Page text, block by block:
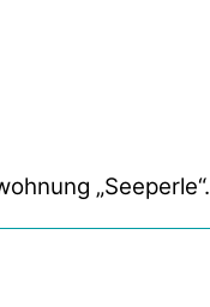
„Seeperle“.